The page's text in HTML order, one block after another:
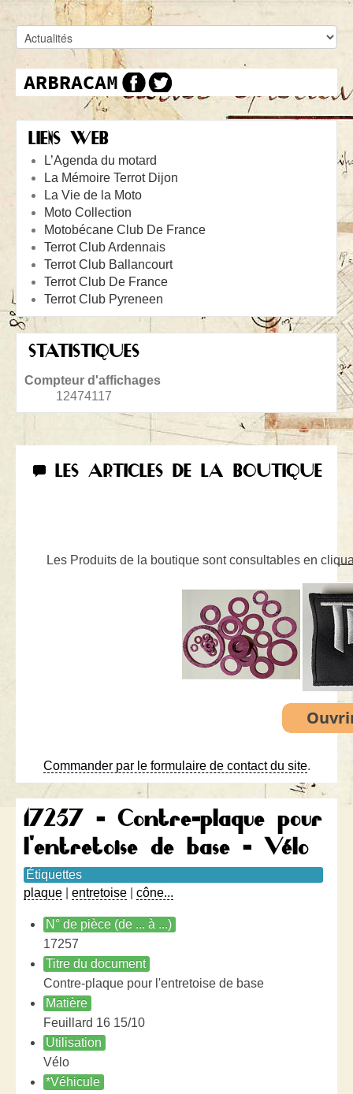
LIENS WEB
L’Agenda du motard
La Mémoire Terrot Dijon
La Vie de la Moto
Moto Collection
Motobécane Club De France
Terrot Club Ardennais
Terrot Club Ballancourt
Terrot Club De France
Terrot Club Pyreneen
STATISTIQUES
Compteur d'affichages
12474117
LES ARTICLES DE LA BOUTIQUE
Les Produits de la boutique sont consultables en
Commander par le formulaire de contact du site.
17257 - Contre-plaque pour
l'entretoise de base - Vélo
Étiquettes
plaque
entretoise cône...
N° de pièce (de ... à ...)
17257
Titre du document
Contre-plaque pour l'entretoise de base
Matière
Feuillard 16 15/10
Utilisation
Vélo
*Véhicule